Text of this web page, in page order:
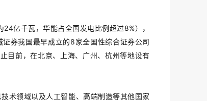
亿千瓦，华能占全国发电比例超过8%），
券我国最早成立的8家全国性综合证券公司
目前，在北京、上海、广州、杭州等地设有
术领域以及人工智能、高端制造等其他国家